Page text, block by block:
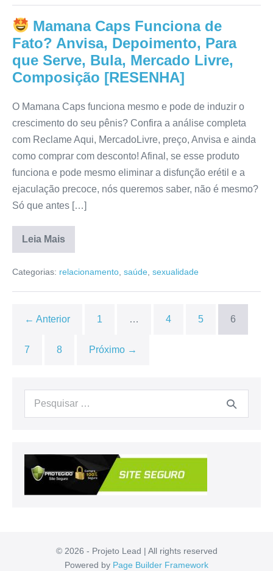
Verdade?
Mercado
Livre,
Composição,
Onde
Comprar,
Bula,
Para
Serve
[RESENHA]
Mamana Caps Funciona de
Fato? Anvisa, Depoimento, Para
que Serve, Bula, Mercado Livre,
Composição [RESENHA]
O Mamana Caps funciona mesmo e pode de induzir o
crescimento do seu pênis? Confira a análise completa
com Reclame Aqui, MercadoLivre, preço, Anvisa e ainda
como comprar com desconto! Afinal, se esse produto
funciona e pode mesmo eliminar a disfunção erétil e a
ejaculação precoce, nós queremos saber, não é mesmo?
Só que antes […]
Leia Mais
Mamana
Funciona
Fato?
Para
Bula,
[RESENHA]
Categorias: relacionamento saúde sexualidade
← Anterior 1 … 4 5 6
7 8 Próximo →
Procurar:
© 2026 - Projeto Lead | All rights reserved
Powered by Page Builder Framework